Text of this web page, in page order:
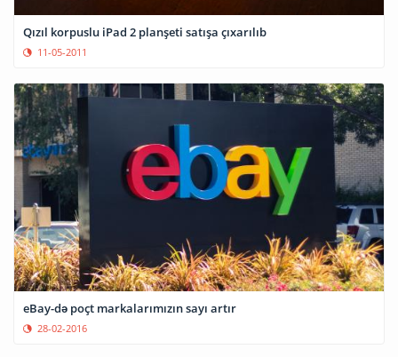
Qızıl korpuslu iPad 2 planşeti satışa çıxarılıb
11-05-2011
eBay-də poçt markalarımızın sayı artır
28-02-2016